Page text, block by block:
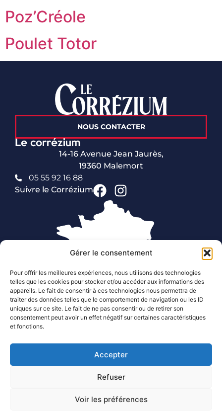
Gérer le consentement
Pour offrir les meilleures expériences, nous utilisons des technologies
telles que les cookies pour stocker et/ou accéder aux informations des
appareils. Le fait de consentir à ces technologies nous permettra de
traiter des données telles que le comportement de navigation ou les ID
uniques sur ce site. Le fait de ne pas consentir ou de retirer son
consentement peut avoir un effet négatif sur certaines caractéristiques
et fonctions.
Accepter
Refuser
Voir les préférences
Poz’Créole
Poulet Totor
NOUS CONTACTER
Le corrézium
14-16 Avenue Jean Jaurès,
19360 Malemort
05 55 92 16 88
Suivre le Corrézium
Liens utiles
Le Corrézium
Marché dominical